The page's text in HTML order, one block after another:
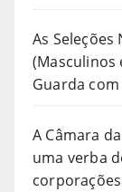
As
(Masculinos
Guarda
A Câmara
uma verba